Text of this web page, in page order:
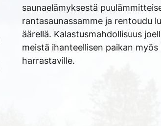
saunaelämyksestä
rantasaunassamme ja rentoudu
äärellä. Kalastusmahdollisuus
meistä ihanteellisen paikan myös
harrastaville.